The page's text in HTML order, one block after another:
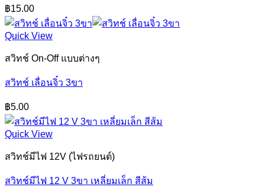
฿15.00
Quick View
สวิทช์ On-Off แบบต่างๆ
สวิทช์ เลื่อนจิ๋ว 3ขา
฿5.00
Quick View
สวิทช์มีไฟ 12V (ไฟรถยนต์)
สวิทช์มีไฟ 12 V 3ขา เหลี่ยมเล็ก สีส้ม